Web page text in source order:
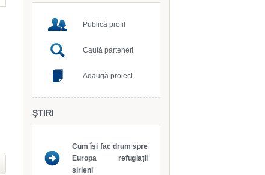
Publică profil
Caută parteneri
Adaugă proiect
ŞTIRI
sirieni